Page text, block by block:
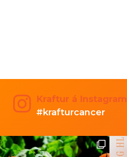
Kraftur á Instagram
#krafturcancer